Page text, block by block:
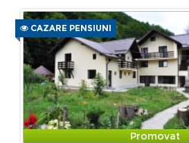
CAZARE PENSIUNI
Promovat